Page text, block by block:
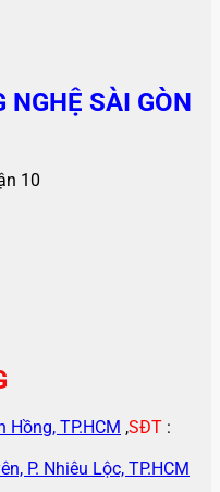
NGHỆ SÀI GÒN
10
Hồng, TP.HCM ,SĐT :
P. Nhiêu Lộc, TP.HCM